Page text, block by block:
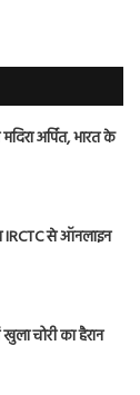
अर्पित, भारत के
IRCTC से ऑनलाइन
चोरी का हैरान